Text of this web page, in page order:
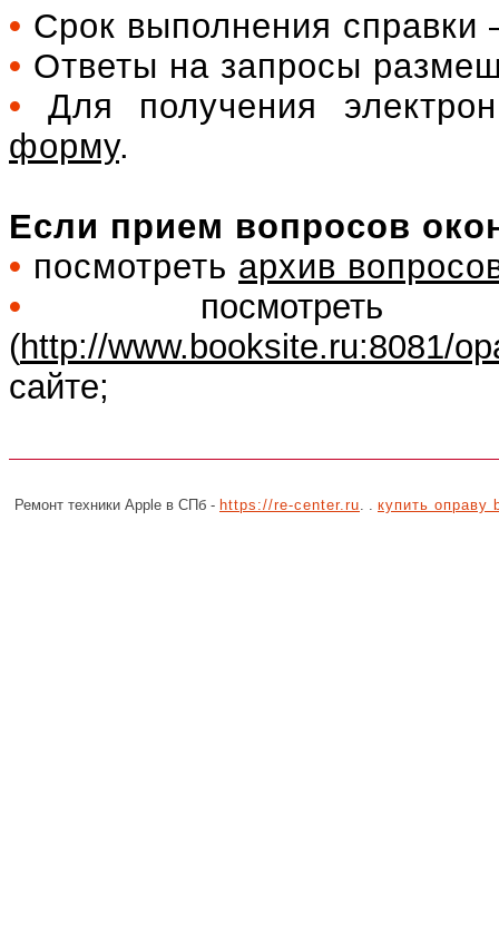
• Срок выполнения справки
• Ответы на запросы
•Для получения
форму.
Если прием вопросов
• посмотреть архив
•
(http://www.booksite.ru:8081/
сайте;
Ремонт техники Apple в СПб - https://re-center.ru. . купить оправу